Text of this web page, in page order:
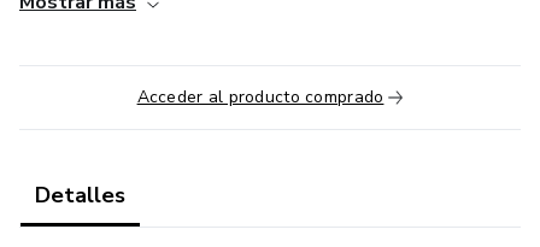
No necesitas ser profesional para entrenar como uno.
Acceder al producto comprado
Detalles